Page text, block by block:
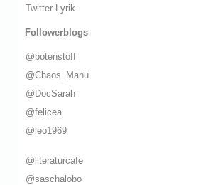
Twitter-Lyrik
Followerblogs
@botenstoff
@Chaos_Manu
@DocSarah
@felicea
@leo1969
@literaturcafe
@saschalobo